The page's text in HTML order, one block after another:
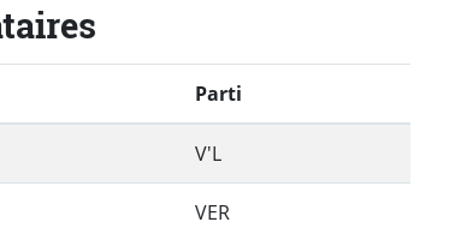
Parti
V'L
VER